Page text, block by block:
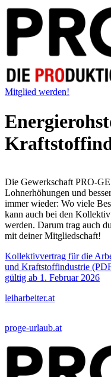
Mitglied werden!
Die Gewerkschaft PRO-
Lohnerhöhungen und
immer wieder: Wo viele
kann auch bei den
werden. Darum trag auch
mit deiner Mitgliedschaft!
Kollektivvertrag für die
und Kraftstoffindustrie
gültig ab 1. Februar 2026
leiharbeiter.at
proge-urlaub.at